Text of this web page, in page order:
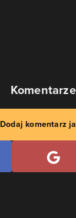
Komentarze
Dodaj komentarz